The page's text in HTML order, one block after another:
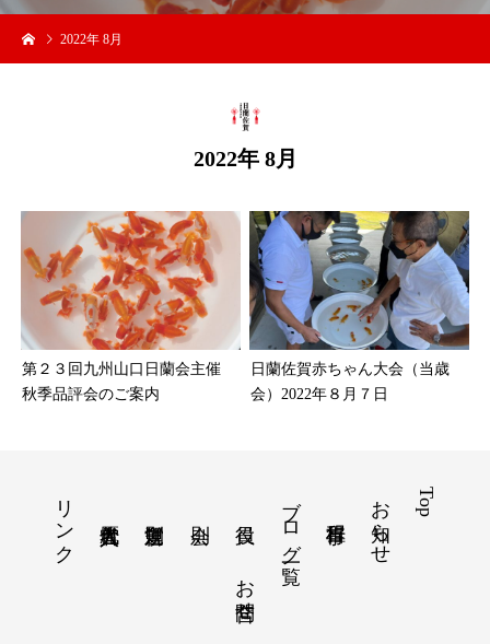
2022年 8月
2022年 8月
第２３回九州山口日蘭会主催
秋季品評会のご案内
日蘭佐賀赤ちゃん大会（当歳
会）2022年８月７日
Top
お知らせ
ブログ一覧
リンク
お問合せ